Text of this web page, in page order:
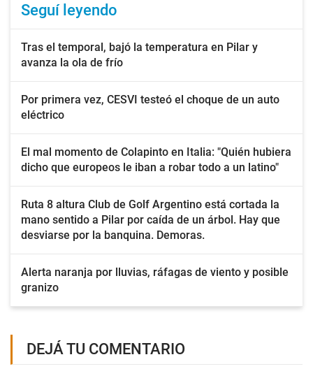
Seguí leyendo
Tras el temporal, bajó la temperatura en Pilar y
avanza la ola de frío
Por primera vez, CESVI testeó el choque de un auto
eléctrico
El mal momento de Colapinto en Italia: "Quién hubiera
dicho que europeos le iban a robar todo a un latino"
Ruta 8 altura Club de Golf Argentino está cortada la
mano sentido a Pilar por caída de un árbol. Hay que
desviarse por la banquina. Demoras.
Alerta naranja por lluvias, ráfagas de viento y posible
granizo
DEJÁ TU COMENTARIO